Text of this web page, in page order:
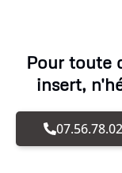
Pour toute
insert,